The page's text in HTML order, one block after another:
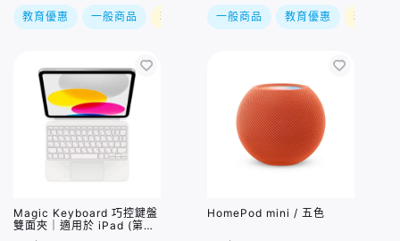
教育優惠 一般商品 現折 一般商品 教育優惠 現折
Magic Keyboard 巧控鍵盤
雙面夾｜適用於 iPad (第
10 代) (MQDP3TA/A)
HomePod mini / 五色